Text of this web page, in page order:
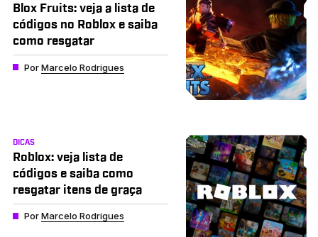
Blox Fruits: veja a lista de
códigos no Roblox e saiba
como resgatar
PorMarcelo Rodrigues
DICAS
Roblox: veja lista de
códigos e saiba como
resgatar itens de graça
PorMarcelo Rodrigues